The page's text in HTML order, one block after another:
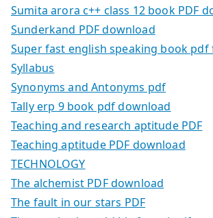
Sumita arora c++ class 12 book PDF
Sunderkand PDF download
Super fast english speaking book
Syllabus
Synonyms and Antonyms pdf
Tally erp 9 book pdf download
Teaching and research aptitude PDF
Teaching aptitude PDF download
TECHNOLOGY
The alchemist PDF download
The fault in our stars PDF